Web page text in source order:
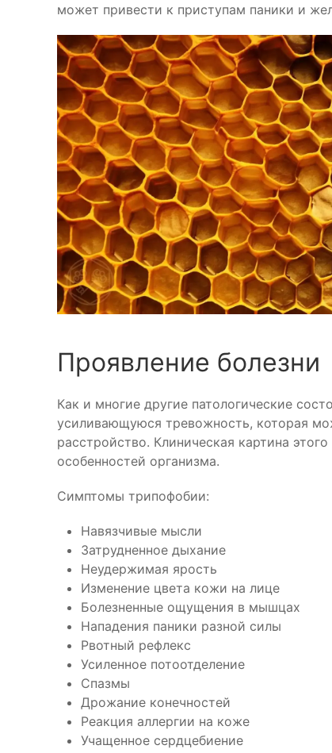
может привести к приступам паники и
Проявление болезни
Как и многие другие патологические
усиливающуюся тревожность, которая
расстройство. Клиническая картина
особенностей организма.
Симптомы трипофобии:
Навязчивые мысли
Затрудненное дыхание
Неудержимая ярость
Изменение цвета кожи на лице
Болезненные ощущения в мышцах
Нападения паники разной силы
Рвотный рефлекс
Усиленное потоотделение
Спазмы
Дрожание конечностей
Реакция аллергии на коже
Учащенное сердцебиение